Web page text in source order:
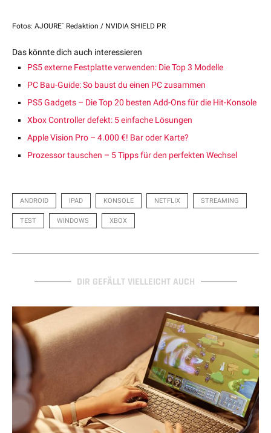
Fotos: AJOURE´ Redaktion / NVIDIA SHIELD PR
Das könnte dich auch interessieren
PS5 externe Festplatte verwenden: Die Top 3 Modelle
PC Bau-Guide: So baust du einen PC zusammen
PS5 Gadgets – Die Top 20 besten Add-Ons für die Hit-Konsole
Xbox Controller defekt: 5 einfache Lösungen
Apple Vision Pro – 4.000 €! Bar oder Karte?
Prozessor tauschen – 5 Tipps für den perfekten Wechsel
ANDROID IPAD KONSOLE NETFLIX STREAMING
TEST WINDOWS XBOX
DIR GEFÄLLT VIELLEICHT AUCH